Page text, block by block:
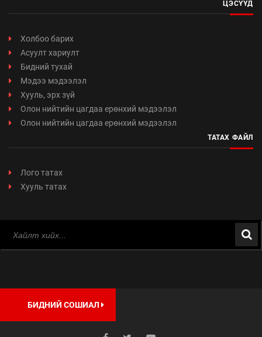
ЦЭСҮҮД
Холбоо барих
Асуулт хариулт
Бидний тухай
Мэдээ мэдээлэл
Хууль, эрх зүй
Олон нийтийн цагдаа ерөнхий мэдээлэл
Олон нийтийн цагдаа ерөнхий мэдээлэл
ТАТАХ ФАЙЛ
Лого татах
Хууль татах
БИДНИЙ СОШИАЛ